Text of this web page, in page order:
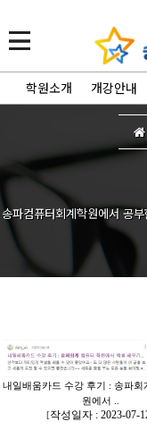
학원소개 개강안내
송파컴퓨터회계학원에서 공
내일배움카드 수강 후기 : 송파회
원에서 ..
[작성일자 : 2023-07-